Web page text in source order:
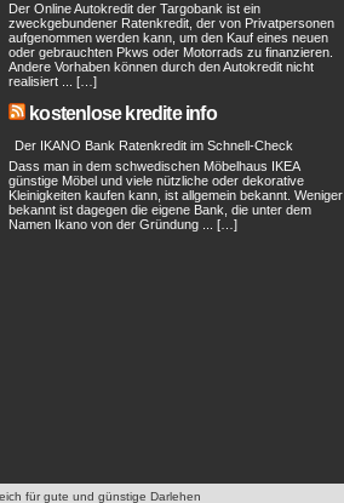
Der Online Autokredit der Targobank ist ein
zweckgebundener Ratenkredit, der von Privatpersonen
aufgenommen werden kann, um den Kauf eines neuen
oder gebrauchten Pkws oder Motorrads zu finanzieren.
Andere Vorhaben können durch den Autokredit nicht
realisiert ... […]
kostenlose kredite info
Der IKANO Bank Ratenkredit im Schnell-Check
Dass man in dem schwedischen Möbelhaus IKEA
günstige Möbel und viele nützliche oder dekorative
Kleinigkeiten kaufen kann, ist allgemein bekannt. Weniger
bekannt ist dagegen die eigene Bank, die unter dem
Namen Ikano von der Gründung ... […]
für gute und günstige Darlehen